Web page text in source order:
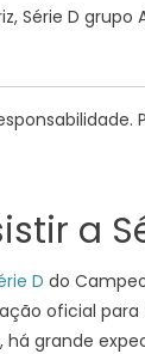
Série D grupo
a
D do
oficial para
há grande